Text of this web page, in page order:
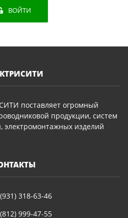
ВОЙТИ
поставляет огромный
продукции, систем
электромонтажных изделий
318-63-46
999-47-55